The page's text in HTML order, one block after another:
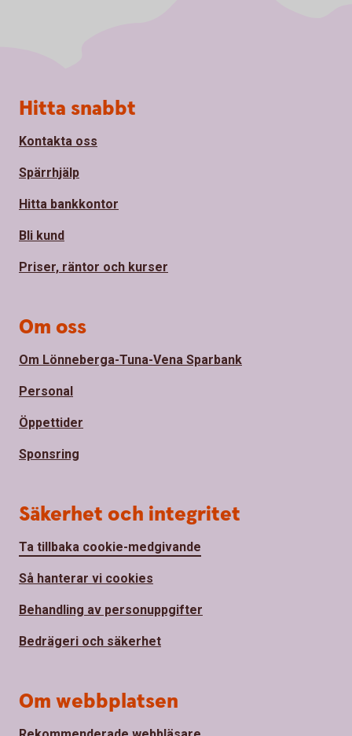
Sidfot
Hitta snabbt
Kontakta oss
Spärrhjälp
Hitta bankkontor
Bli kund
Priser, räntor och kurser
Om oss
Om Lönneberga-Tuna-Vena Sparbank
Personal
Öppettider
Sponsring
Säkerhet och integritet
Ta tillbaka cookie-medgivande
Så hanterar vi cookies
Behandling av personuppgifter
Bedrägeri och säkerhet
Om webbplatsen